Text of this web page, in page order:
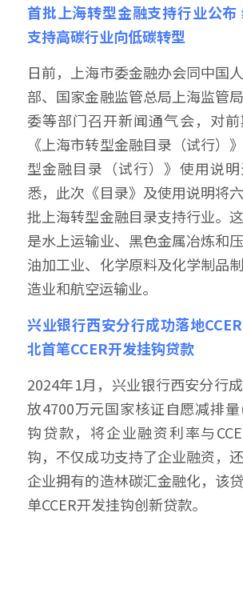
首批上海转型金融支持行业公布
支持高碳行业向低碳转型
日前，上海市委金融办会同中国
部、国家金融监管总局上海监管
委等部门召开新闻通气会，对
《上海市转型金融目录（试行）
型金融目录（试行）》使用说
悉，此次《目录》及使用说明将
批上海转型金融目录支持行业。
是水上运输业、黑色金属冶炼和
油加工业、化学原料及化学制品
造业和航空运输业。
兴业银行西安分行成功落地
北首笔CCER开发挂钩贷款
2024年1月，兴业银行西安分行
放4700万元国家核证自愿减排量
钩贷款，将企业融资利率与
钩，不仅成功支持了企业融资，
企业拥有的造林碳汇金融化，该
单CCER开发挂钩创新贷款。